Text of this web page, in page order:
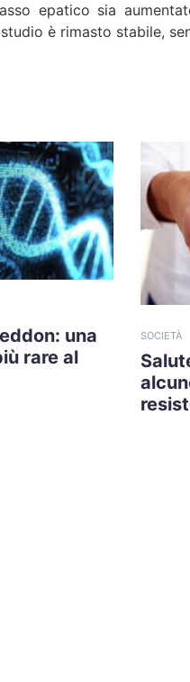
epatico sia
è rimasto stabile,
una
rare al
SOCIETÀ